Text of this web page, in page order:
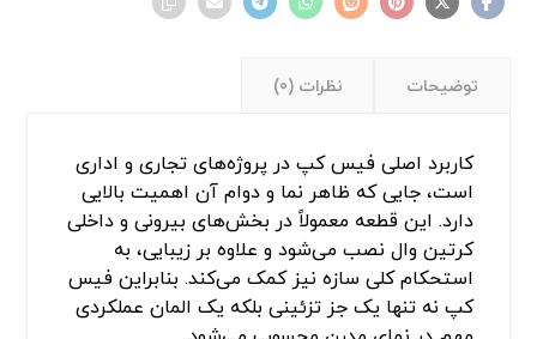
توضیحات نظرات (0)
کاربرد اصلی فیس کپ در پروژه‌های تجاری و اداری
است، جایی که ظاهر نما و دوام آن اهمیت بالایی
دارد. این قطعه معمولاً در بخش‌های بیرونی و داخلی
کرتین وال نصب می‌شود و علاوه بر زیبایی، به
استحکام کلی سازه نیز کمک می‌کند. بنابراین فیس
کپ نه تنها یک جز تزئینی بلکه یک المان عملکردی